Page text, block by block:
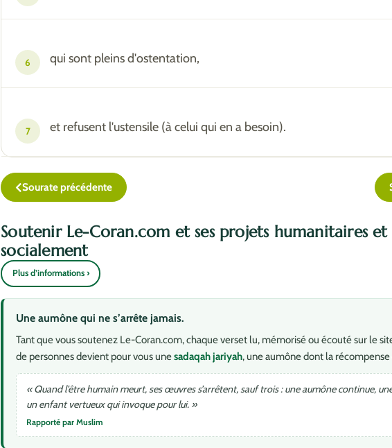
6 qui sont pleins d'ostentation,
7 et refusent l'ustensile (à celui qui en a besoin).
Sourate précédente
Soutenir Le-Coran.com et ses projets humanitaires
socialement
Plus d’informations ›
Une aumône qui ne s’arrête jamais.
Tant que vous soutenez Le-Coran.com, chaque verset lu, mémorisé ou écouté sur le
de personnes devient pour vous unesadaqah jariyah, une aumône dont la
« Quand l’être humain meurt, ses œuvres s’arrêtent, sauf trois : une aumône continue,
un enfant vertueux qui invoque pour lui. »
Rapporté par Muslim